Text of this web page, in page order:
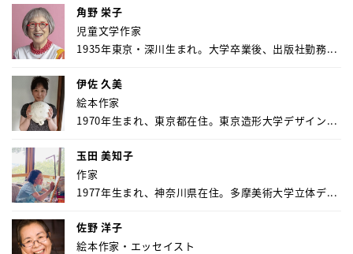
角野 栄子
児童文学作家
1935年東京・深川生まれ。大学卒業後、出版社勤務...
伊佐 久美
絵本作家
1970年生まれ、東京都在住。東京造形大学デザイン...
玉田 美知子
作家
1977年生まれ、神奈川県在住。多摩美術大学立体デ...
佐野 洋子
絵本作家・エッセイスト